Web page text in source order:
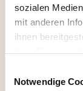
sozialen
mit anderen
ihnen
Notwendige
En distanciel
17.09.2026